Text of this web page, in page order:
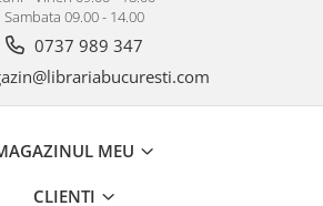
Sambata 09.00 - 14.00
0737 989 347
MEU
CLIENTI